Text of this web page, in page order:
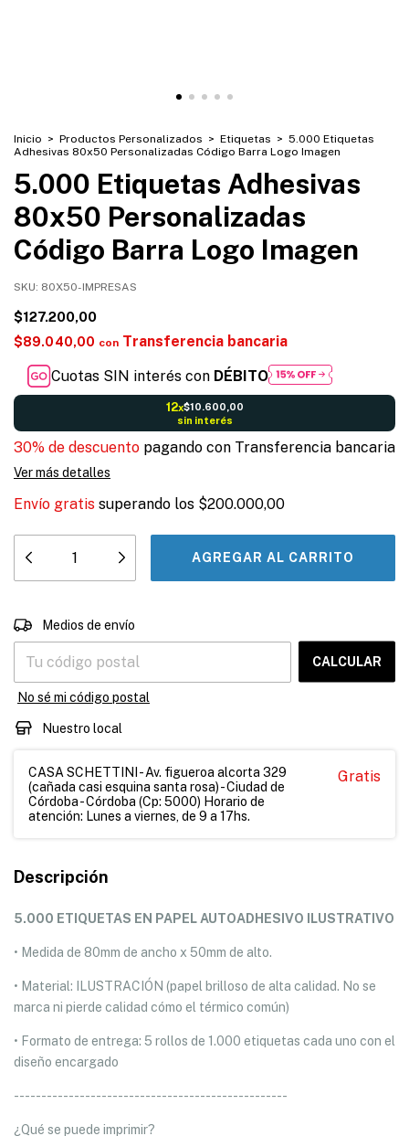
Inicio > Productos Personalizados > Etiquetas > 5.000 Etiquetas
Adhesivas 80x50 Personalizadas Código Barra Logo Imagen
5.000 Etiquetas Adhesivas
80x50 Personalizadas
Código Barra Logo Imagen
SKU: 80X50-IMPRESAS
$127.200,00
$89.040,00 con Transferencia bancaria
Cuotas SIN interés con DÉBITO
12x$10.600,00
sin interés
30% de descuento pagando con Transferencia bancaria
Ver más detalles
Envío gratis superando los $200.000,00
Entregas para el CP:
Medios de envío
CALCULAR
No sé mi código postal
Nuestro local
CASA SCHETTINI - Av. figueroa alcorta 329
(cañada casi esquina santa rosa) - Ciudad de
Córdoba - Córdoba (Cp: 5000) Horario de
atención: Lunes a viernes, de 9 a 17hs.
Gratis
Descripción
5.000 ETIQUETAS EN PAPEL AUTOADHESIVO ILUSTRATIVO
• Medida de 80mm de ancho x 50mm de alto.
• Material: ILUSTRACIÓN (papel brilloso de alta calidad. No se
marca ni pierde calidad cómo el térmico común)
• Formato de entrega: 5 rollos de 1.000 etiquetas cada uno con el
diseño encargado
--------------------------------------------------
¿Qué se puede imprimir?